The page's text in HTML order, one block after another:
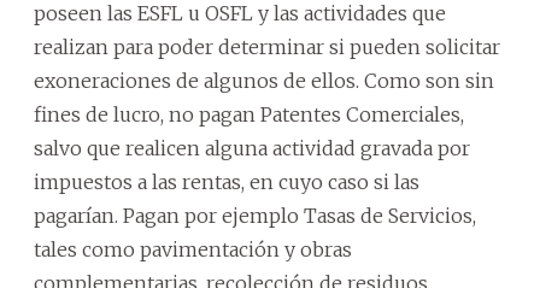
poseen las ESFL u OSFL y las actividades que
realizan para poder determinar si pueden solicitar
exoneraciones de algunos de ellos. Como son sin
fines de lucro, no pagan Patentes Comerciales,
salvo que realicen alguna actividad gravada por
impuestos a las rentas, en cuyo caso si las
pagarían. Pagan por ejemplo Tasas de Servicios,
tales como pavimentación y obras
complementarias, recolección de residuos,